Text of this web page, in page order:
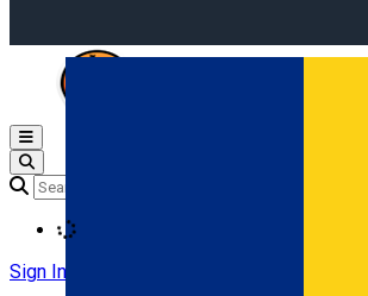
Open main menu
Sign In